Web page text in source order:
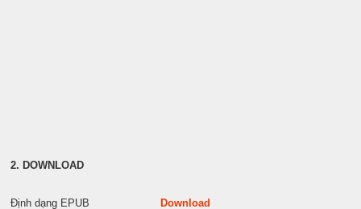
2. DOWNLOAD
Định dạng EPUB Download